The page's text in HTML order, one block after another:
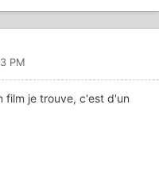
PM
film je trouve, c'est d'un